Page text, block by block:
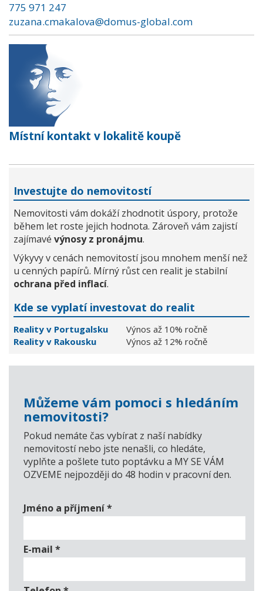
775 971 247
zuzana.cmakalova@domus-global.com
Místní kontakt v lokalitě koupě
Investujte do nemovitostí
Nemovitosti vám dokáží zhodnotit úspory, protože
během let roste jejich hodnota. Zároveň vám zajistí
zajímavé výnosy z pronájmu.
Výkyvy v cenách nemovitostí jsou mnohem menší než
u cenných papírů. Mírný růst cen realit je stabilní
ochrana před inflací.
Kde se vyplatí investovat do realit
Reality v Portugalsku
Výnos až 10% ročně
Reality v Rakousku
Výnos až 12% ročně
Můžeme vám pomoci s hledáním
nemovitosti?
Pokud nemáte čas vybírat z naší nabídky
nemovitostí nebo jste nenašli, co hledáte,
vyplňte a pošlete tuto poptávku a MY SE VÁM
OZVEME nejpozději do 48 hodin v pracovní den.
Jméno a příjmení*
E-mail *